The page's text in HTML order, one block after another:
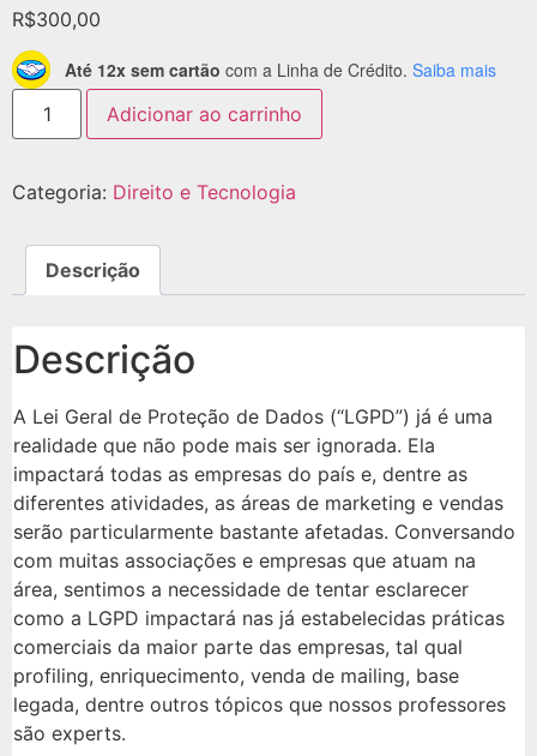
R$300,00
Até 12x sem cartão com a Linha de Crédito. Saiba mais
Adicionar ao carrinho
Categoria: Direito e Tecnologia
Descrição
Descrição
A Lei Geral de Proteção de Dados (“LGPD”) já é uma
realidade que não pode mais ser ignorada. Ela
impactará todas as empresas do país e, dentre as
diferentes atividades, as áreas de marketing e vendas
serão particularmente bastante afetadas. Conversando
com muitas associações e empresas que atuam na
área, sentimos a necessidade de tentar esclarecer
como a LGPD impactará nas já estabelecidas práticas
comerciais da maior parte das empresas, tal qual
profiling, enriquecimento, venda de mailing, base
legada, dentre outros tópicos que nossos professores
são experts.